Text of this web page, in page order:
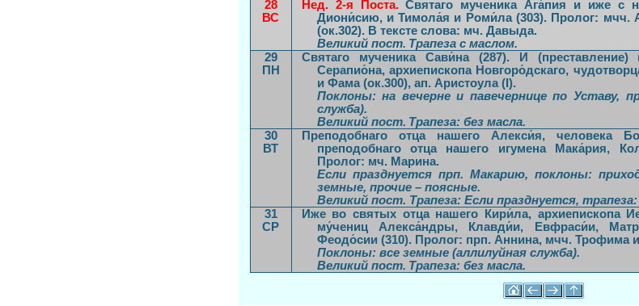
28
ВС
Нед. 2-я Поста. Святаго мученика Ага́пия и иже с
Диони́сию, и Тимола́я и Роми́ла (303). Пролог: мчч.
(ок.302). В тексте слова: мч. Давыда.
Великий пост. Трапеза с маслом.
29
ПН
Святаго мученика Сави́на (287). И
Серапио́на, архиепископа Новгоро́дскаго,
и Фама (ок.300), ап. Аристоула (I).
Поклоны: на вечерне и павечернице по Уставу,
служба).
Великий пост. Трапеза: без масла.
30
ВТ
Преподобнаго отца нашего Алекси́я, человека
преподобнаго отца нашего игумена Мака́рия,
Пролог: мч. Марина.
Если празднуется прп. Макарию, поклоны:
земные, прочие – поясные.
Великий пост. Трапеза: Если празднуется, трапеза:
31
СР
Иже во святых отца нашего Кири́ла, архиепископа
му́чениц Алекса́ндры, Клавди́и, Евфраси́и,
Феодо́сии (310). Пролог: прп. Аннина, мчч. Трофима
Поклоны: все земные (аллилуйная служба).
Великий пост. Трапеза: без масла.